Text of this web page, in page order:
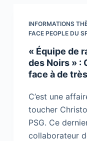
INFORMATIONS
FACE PEOPLE DU
« Équipe de
des Noirs » :
face à de
C’est une
toucher
PSG. Ce
collaborateur